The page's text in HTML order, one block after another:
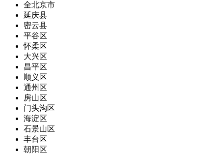
全北京市
延庆县
密云县
平谷区
怀柔区
大兴区
昌平区
顺义区
通州区
房山区
门头沟区
海淀区
石景山区
丰台区
朝阳区